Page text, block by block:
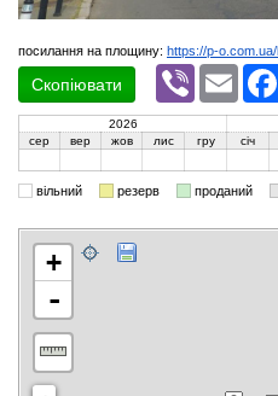
посилання на площину: https://p-
Скопіювати
Viber Email
2026
сер
вер жов лис гру січ
вільний резерв проданий
+
-